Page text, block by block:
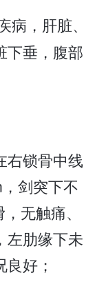
病，肝脏、
下垂，腹部
右锁骨中线
剑突下不
无触痛、
左肋缘下未
好；